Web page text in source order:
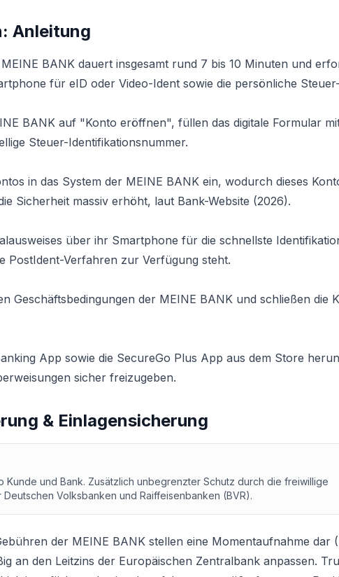
Anleitung
BANK dauert insgesamt rund 7 bis 10 Minuten und
für eID oder Video-Ident sowie die persönliche
BANK auf "Konto eröffnen", füllen das digitale Formular
Steuer-Identifikationsnummer.
in das System der MEINE BANK ein, wodurch dieses
Sicherheit massiv erhöht, laut Bank-Website (2026).
über ihr Smartphone für die schnellste
PostIdent-Verfahren zur Verfügung steht.
Geschäftsbedingungen der MEINE BANK und schließen die
App sowie die SecureGo Plus App aus dem Store
sicher freizugeben.
& Einlagensicherung
und Bank. Zusätzlich unbegrenzter Schutz durch die freiwillige
Volksbanken und Raiffeisenbanken (BVR).
der MEINE BANK stellen eine Momentaufnahme dar
an den Leitzins der Europäischen Zentralbank anpassen.